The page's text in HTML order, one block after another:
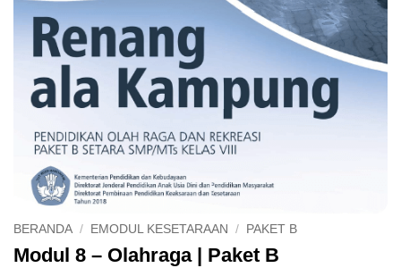
BERANDA / EMODUL KESETARAAN / PAKET B
Modul 8 – Olahraga | Paket B